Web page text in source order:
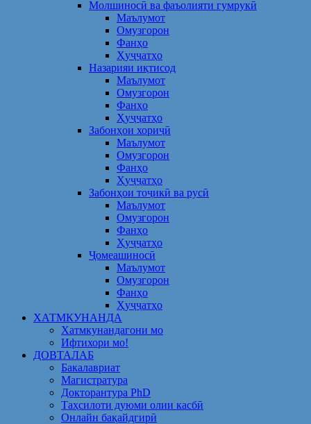
Молшиносӣ ва фаъолияти гумрукӣ
Маълумот
Омузгорон
Фанҳо
Ҳуҷҷатҳо
Назарияи иқтисод
Маълумот
Омузгорон
Фанҳо
Ҳуҷҷатҳо
Забонҳои хориҷӣ
Маълумот
Омузгорон
Фанҳо
Ҳуҷҷатҳо
Забонҳои тоҷикӣ ва русӣ
Маълумот
Омузгорон
Фанҳо
Ҳуҷҷатҳо
Ҷомеашиносӣ
Маълумот
Омузгорон
Фанҳо
Ҳуҷҷатҳо
ХАТМКУНАНДА
Хатмкунандагони мо
Ифтихори мо!
ДОВТАЛАБ
Бакалавриат
Магистратура
Докторантура PhD
Таҳсилоти дуюми олии касбӣ
Онлайн бақайдгирӣ